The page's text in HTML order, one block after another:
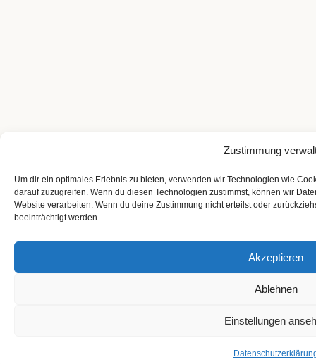
Zustimmung
Um dir ein optimales Erlebnis zu bieten, verwenden wir Technologien wie
darauf zuzugreifen. Wenn du diesen Technologien zustimmst, können wir
Website verarbeiten. Wenn du deine Zustimmung nicht erteilst oder
beeinträchtigt werden.
Akzeptieren
Ablehnen
Einstellungen